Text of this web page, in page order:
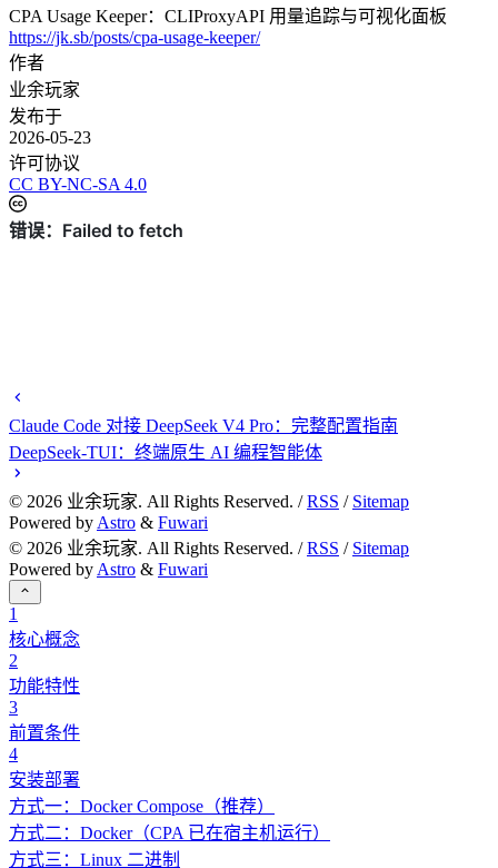
CPA Usage Keeper：CLIProxyAPI 用量追踪与可视化面板
https://jk.sb/posts/cpa-usage-keeper/
作者
业余玩家
发布于
2026-05-23
许可协议
CC BY-NC-SA 4.0
Claude Code 对接 DeepSeek V4 Pro：完整配置指南
DeepSeek-TUI：终端原生 AI 编程智能体
© 2026 业余玩家. All Rights Reserved. /RSS / Sitemap
Powered by Astro & Fuwari
© 2026 业余玩家. All Rights Reserved. /RSS / Sitemap
Powered by Astro & Fuwari
1
核心概念
2
功能特性
3
前置条件
4
安装部署
方式一：Docker Compose（推荐）
方式二：Docker（CPA 已在宿主机运行）
方式三：Linux 二进制